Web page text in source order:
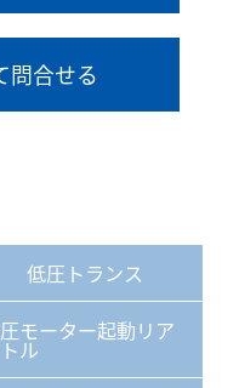
問合せる
低圧トランス
モーター起動リア
ル